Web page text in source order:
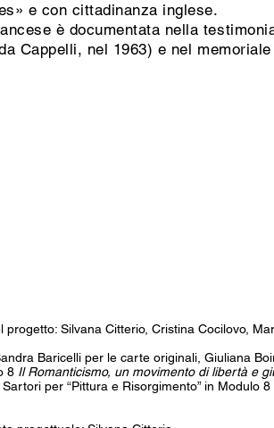
e con cittadinanza inglese.
è documentata nella
Cappelli, nel 1963) e nel memoriale
progetto: Silvana Citterio, Cristina Cocilovo,
Baricelli per le carte originali, Giuliana
8 Il Romanticismo, un movimento di libertà e
per “Pittura e Risorgimento” in Modulo 8